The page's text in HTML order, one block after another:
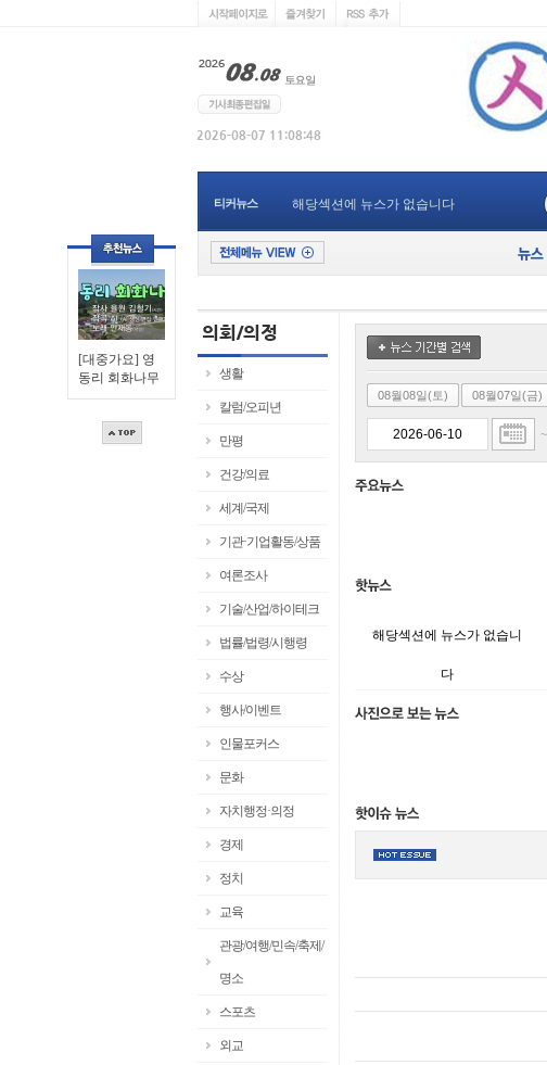
[대중가요] 영
동리 회화나무
티커뉴스 해당섹션에 뉴스가 없습니다
생활
칼럼/오피년
만평
건강/의료
세계/국제
기관·기업활동/상품
여론조사
기술/산업/하이테크
법률/법령/시행령
수상
행사/이벤트
인물포커스
문화
자치행정·의정
경제
정치
교육
관광/여행/민속/축제/
명소
스포츠
외교
08월08일(토) 08월07일(금)
~
해당섹션에 뉴스가 없습니
다